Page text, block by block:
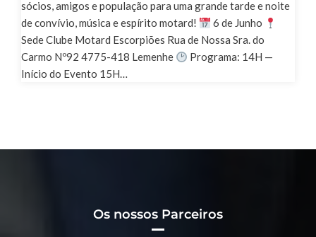
sócios, amigos e população para uma grande tarde e noite
de convívio, música e espírito motard!
6 de Junho
Sede Clube Motard Escorpiões Rua de Nossa Sra. do
Carmo Nº92 4775-418 Lemenhe
Programa: 14H —
Início do Evento 15H…
Os nossos Parceiros